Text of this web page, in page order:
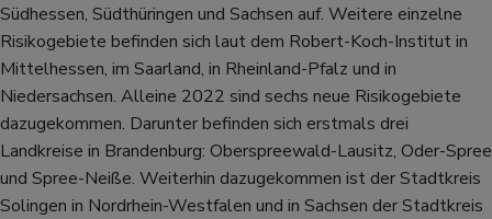
Südhessen, Südthüringen und Sachsen auf. Weitere einzelne
Risikogebiete befinden sich laut dem Robert-Koch-Institut in
Mittelhessen, im Saarland, in Rheinland-Pfalz und in
Niedersachsen. Alleine 2022 sind sechs neue Risikogebiete
dazugekommen. Darunter befinden sich erstmals drei
Landkreise in Brandenburg: Oberspreewald-Lausitz, Oder-Spree
und Spree-Neiße. Weiterhin dazugekommen ist der Stadtkreis
Solingen in Nordrhein-Westfalen und in Sachsen der Stadtkreis